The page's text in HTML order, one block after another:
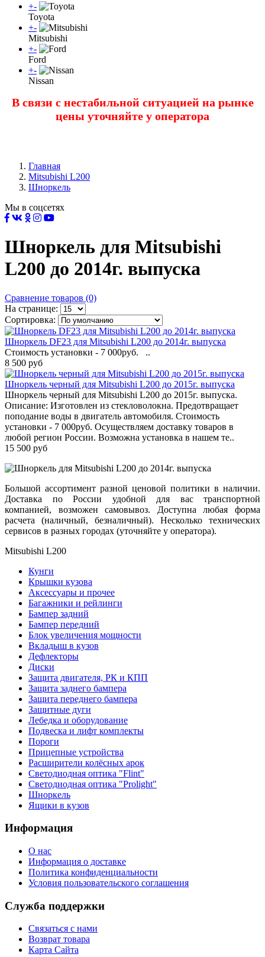
+-
Toyota
+-
Mitsubishi
+-
Ford
+-
Nissan
В связи с нестабильной ситуацией на рынке
цены уточняйте у оператора
Главная
Mitsubishi L200
Шноркель
Мы в соцсетях
Шноркель для Mitsubishi
L200 до 2014г. выпуска
Сравнение товаров (0)
На странице:
Сортировка:
Шноркель DF23 для Mitsubishi L200 до 2014г. выпуска
Стоимость установки - 7 000руб. ..
8 500 руб
Шноркель черный для Mitsubishi L200 до 2015г. выпуска
Шноркель черный для Mitsubishi L200 до 2015г. выпуска.
Описание: Изготовлен из стекловолокна. Предотвращает
поподание воды в двигатель автомобиля. Стоимость
установки - 7 000руб. Осуществляем доставку товаров в
любой регион России. Возможна установка в нашем те..
15 500 руб
Большой ассортимент разной ценовой политики в наличии.
Доставка по России удобной для вас транспортной
компанией, возможен самовывоз. Доступна любая форма
расчета (наличный, безналичный). Несколько технических
сервисов в разных городах (уточняйте у оператора).
Mitsubishi L200
Кунги
Крышки кузова
Аксессуары и прочее
Багажники и рейлинги
Бампер задний
Бампер передний
Блок увеличения мощности
Вкладыш в кузов
Дефлекторы
Диски
Защита двигателя, РК и КПП
Защита заднего бампера
Защита переднего бампера
Защитные дуги
Лебедка и оборудование
Подвеска и лифт комплекты
Пороги
Прицепные устройства
Расширители колёсных арок
Светодиодная оптика "Flint"
Светодиодная оптика "Prolight"
Шноркель
Ящики в кузов
Информация
О нас
Информация о доставке
Политика конфиденциальности
Условия пользовательского соглашения
Служба поддержки
Связаться с нами
Возврат товара
Карта Сайта